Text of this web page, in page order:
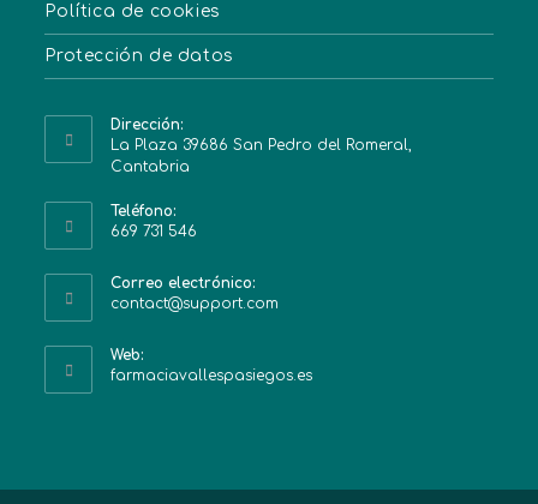
Política de cookies
Protección de datos
Dirección:
La Plaza 39686 San Pedro del Romeral,
Cantabria
Teléfono:
669 731 546
Correo electrónico:
contact@support.com
Web:
farmaciavallespasiegos.es